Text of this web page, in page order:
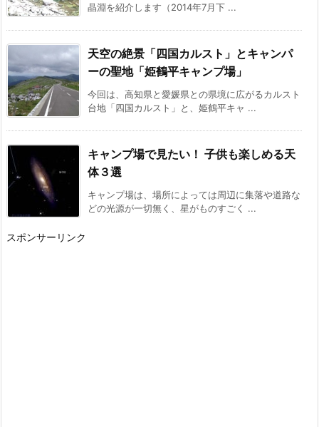
晶淵を紹介します（2014年7月下 ...
天空の絶景「四国カルスト」とキャンパ
ーの聖地「姫鶴平キャンプ場」
今回は、高知県と愛媛県との県境に広がるカルスト
台地「四国カルスト」と、姫鶴平キャ ...
キャンプ場で見たい！ 子供も楽しめる天
体３選
キャンプ場は、場所によっては周辺に集落や道路な
どの光源が一切無く、星がものすごく ...
スポンサーリンク